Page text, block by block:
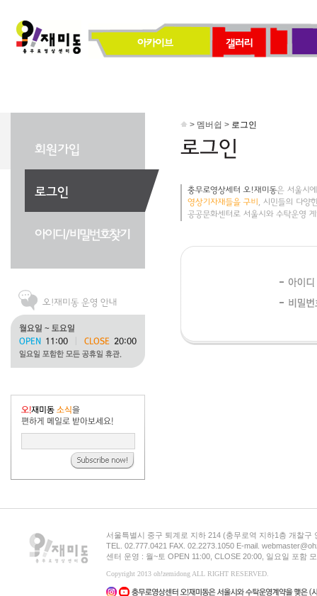
> 멤버쉽 > 로그인
서울특별시 중구 퇴계로 지하 214 (충무로역 지하1층 개찰구
TEL. 02.777.0421 FAX. 02.2273.1050 E-mail.
센터 운영 : 월~토 OPEN 11:00, CLOSE 20:00, 일요일 포함
Copyright 2013 oh!zemidong ALL RIGHT RESERVED.